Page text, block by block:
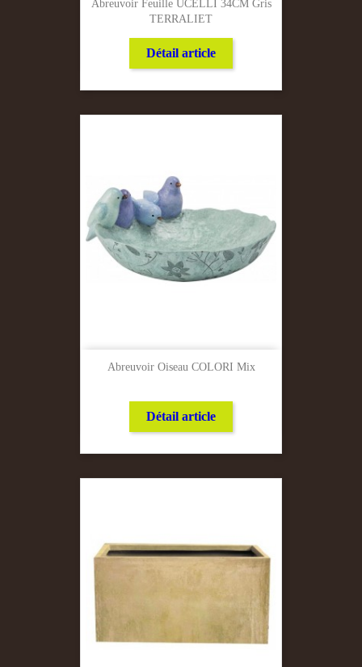
Abreuvoir Feuille UCELLI 34CM Gris
TERRALIET
Détail article
Abreuvoir Oiseau COLORI Mix
Détail article